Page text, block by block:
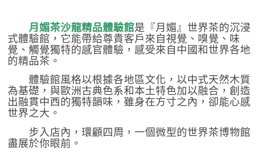
月媚茶沙龍精品體驗館是『月媚』世界茶的沉浸
式體驗館，它能帶給尊貴客戶來自視覺、嗅覺、味
覺、觸覺獨特的感官體驗，感受來自中國和世界各地
的精品茶。
體驗館風格以根據各地區文化，以中式天然木質
為基礎，與歐洲古典色系和本土特色加以融合，創造
出融貫中西的獨特韻味，雖身在方寸之內，卻能心感
世界之大。
步入店內，環顧四周，一個微型的世界茶博物館
盡展於你眼前。